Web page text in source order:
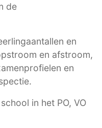
de
en
en afstroom,
en
in het PO, VO